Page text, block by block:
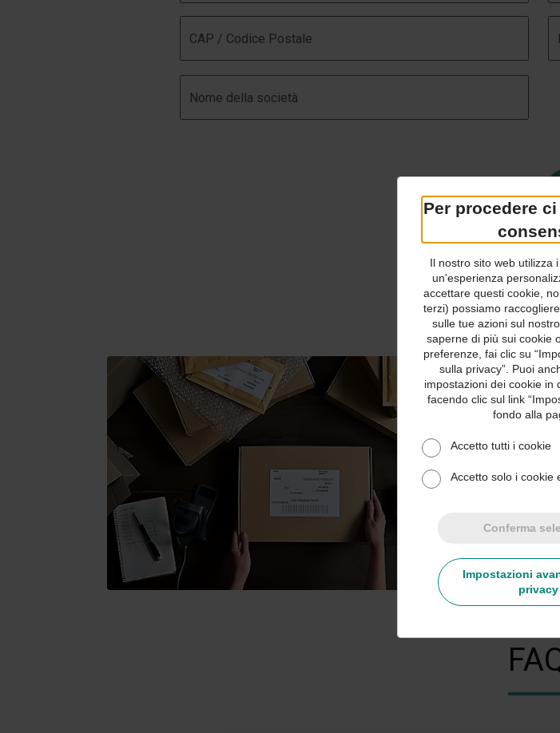
Per procedere
Il nostro sito web utilizza
un'esperienza
accettare questi cookie,
terzi) possiamo
sulle tue azioni sul
saperne di più sui cookie
preferenze, fai clic su
sulla privacy”. Puoi
impostazioni dei cookie in
facendo clic sul link
fondo alla
Accetto tutti i cookie
Accetto solo i cookie
Conferma
Impostazioni
privacy